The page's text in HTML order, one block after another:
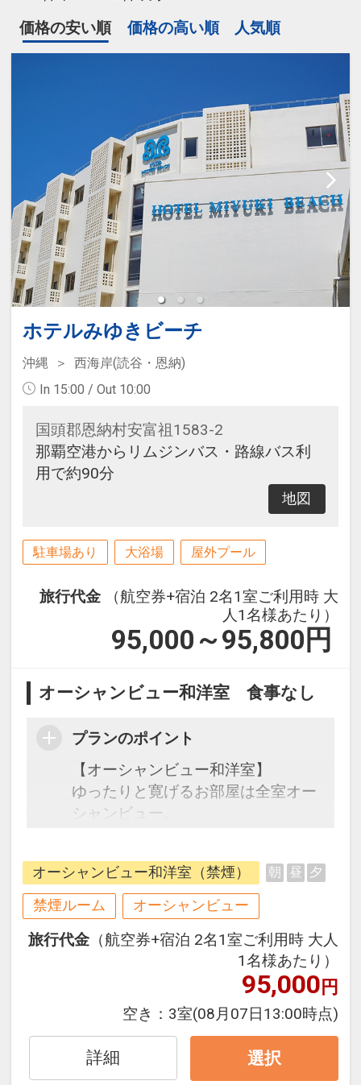
価格の安い順
価格の高い順 人気順
ホテルみゆきビーチ
沖縄
西海岸(読谷・恩納)
In 15:00 / Out 10:00
国頭郡恩納村安富祖1583-2
那覇空港からリムジンバス・路線バス利
用で約90分
地図
駐車場あり 大浴場 屋外プール
旅行代金
（航空券+宿泊 2名1室ご利用時 大
人1名様あたり）
95,000～95,800 円
オーシャンビュー和洋室 食事なし
プランのポイント
【オーシャンビュー和洋室】
ゆったりと寛げるお部屋は全室オー
シャンビュー。
地よい海風と潮の香りで癒されま
す。
グループやお子様連れのご家族での
ご利用に最適です。
オーシャンビュー和洋室（禁煙） 朝 昼 夕
禁煙ルーム オーシャンビュー
旅行代金 （航空券+宿泊 2名1室ご利用時 大人
1名様あたり）
95,000円
空き： 3室(08月07日13:00時点)
詳細 選択